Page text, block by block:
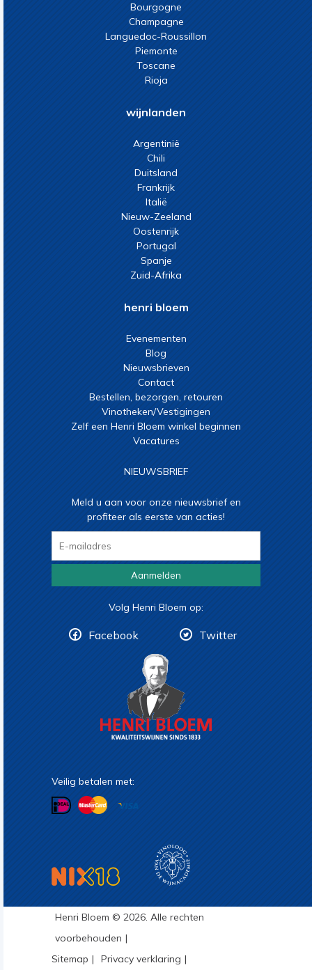
Bourgogne
Champagne
Languedoc-Roussillon
Piemonte
Toscane
Rioja
wijnlanden
Argentinië
Chili
Duitsland
Frankrijk
Italië
Nieuw-Zeeland
Oostenrijk
Portugal
Spanje
Zuid-Afrika
henri bloem
Evenementen
Blog
Nieuwsbrieven
Contact
Bestellen, bezorgen, retouren
Vinotheken/Vestigingen
Zelf een Henri Bloem winkel beginnen
Vacatures
NIEUWSBRIEF
Meld u aan voor onze nieuwsbrief en
profiteer als eerste van acties!
Aanmelden
Volg Henri Bloem op:
Facebook Twitter
Veilig betalen met:
Henri Bloem © 2026. Alle rechten
voorbehouden
Sitemap
Privacy verklaring